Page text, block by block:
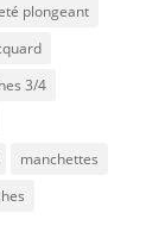
plongeant
3/4
manchettes